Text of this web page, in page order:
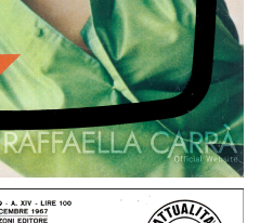
Marzo 1967 Italia